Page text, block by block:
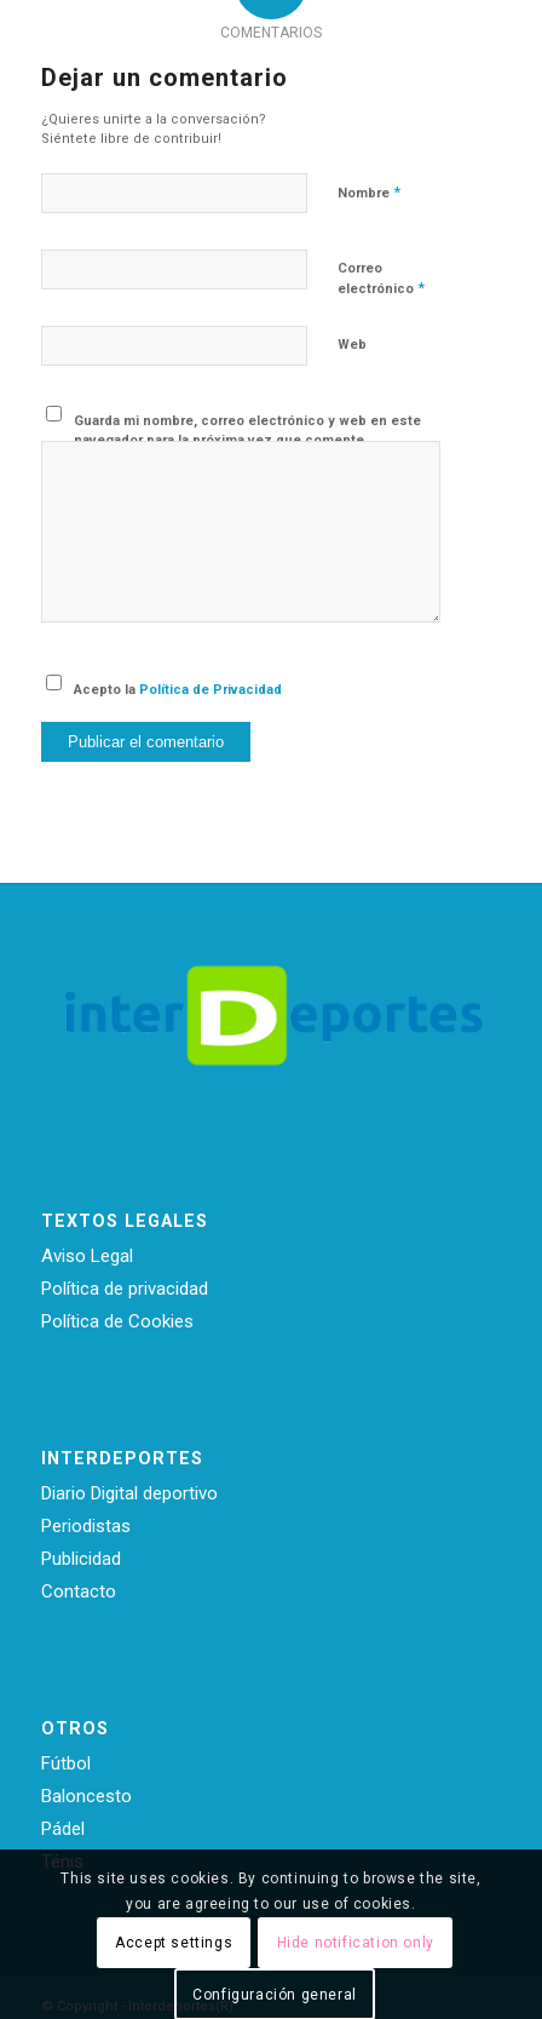
COMENTARIOS
Dejar un comentario
¿Quieres unirte a la conversación?
Siéntete libre de contribuir!
Nombre *
Correo
electrónico *
Web
Guarda mi nombre, correo electrónico y web en este
navegador para la próxima vez que comente.
Acepto la Política de Privacidad
TEXTOS LEGALES
Aviso Legal
Política de privacidad
Política de Cookies
INTERDEPORTES
Diario Digital deportivo
Periodistas
Publicidad
Contacto
OTROS
Fútbol
Baloncesto
Pádel
Ténis
© Copyright - Interdeportes(R)
This site uses cookies. By continuing to browse the site,
you are agreeing to our use of cookies.
Accept settings Hide notification only
Configuración general